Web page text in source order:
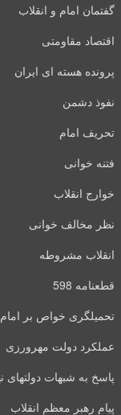
گفتمان امام و انقلاب
اقتصاد مقاومتی
پرونده هسته ای ایران
نفوذ دشمن
تحریف امام
فتنه خوانی
خوارج انقلاب
نظر مخالف خوانی
انقلاب مشروطه
قطعنامه 598
تحمیلگری خواص بر
عملکرد دولت مهرورزی
پاسخ به شبهات دولتهای
پیام رهبر معظم انقلاب